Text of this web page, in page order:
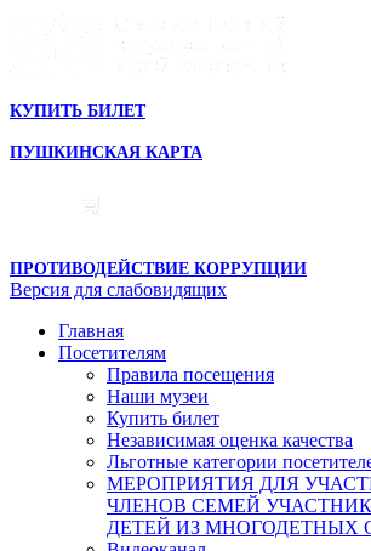
КУПИТЬ БИЛЕТ
ПУШКИНСКАЯ КАРТА
ПРОТИВОДЕЙСТВИЕ КОРРУПЦИИ
Версия для слабовидящих
Главная
Посетителям
Правила посещения
Наши музеи
Купить билет
Независимая оценка качества
Льготные категории
МЕРОПРИЯТИЯ ДЛЯ
ЧЛЕНОВ СЕМЕЙ
ДЕТЕЙ ИЗ МНОГОДЕТНЫХ